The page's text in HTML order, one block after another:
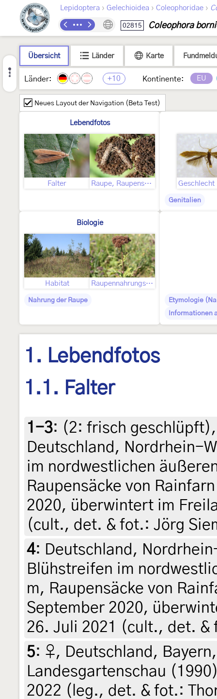
Lepidoptera › Gelechioidea › Coleophoridae ›
02815 Coleophora
Übersicht Länder Karte
Länder: +10 Kontinente: EU
Neues Layout der Navigation (Beta Test)
Lebendfotos
Falter Raupe, Raupensack
Genitalien
Biologie
Habitat Raupennahrungspflanze
Nahrung der Raupe
Etymologie
Informationen
1. Lebendfotos
1.1. Falter
1-3: (2: frisch geschlüpft
Deutschland, Nordrhein-
im nordwestlichen
Raupensäcke von
2020, überwintert im
(cult., det. & fot.: Jörg
4: Deutschland,
Blühstreifen im
m, Raupensäcke von
September 2020,
26. Juli 2021 (cult., det. &
5: ♀, Deutschland,
Landesgartenschau
2022 (leg., det. & fot.: